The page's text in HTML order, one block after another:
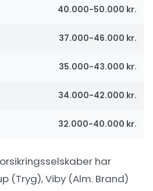
40.000-50.000 kr.
37.000-46.000 kr.
35.000-43.000 kr.
34.000-42.000 kr.
32.000-40.000 kr.
har
(Tryg), Viby (Alm. Brand)